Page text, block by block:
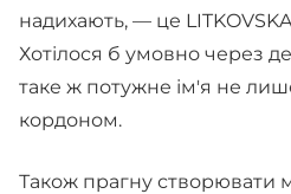
надихають, — це
Хотілося б умовно через
таке ж потужне ім'я не
кордоном.
Також прагну створювати